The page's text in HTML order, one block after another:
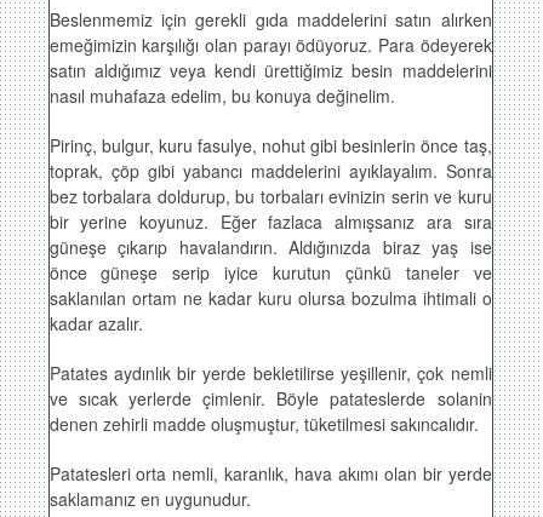
Beslenmemiz için gerekli gıda maddelerini satın alırken
emeğimizin karşılığı olan parayı ödüyoruz. Para ödeyerek
satın aldığımız veya kendi ürettiğimiz besin maddelerini
nasıl muhafaza edelim, bu konuya değinelim.
Pirinç, bulgur, kuru fasulye, nohut gibi besinlerin önce taş,
toprak, çöp gibi yabancı maddelerini ayıklayalım. Sonra
bez torbalara doldurup, bu torbaları evinizin serin ve kuru
bir yerine koyunuz. Eğer fazlaca almışsanız ara sıra
güneşe çıkarıp havalandırın. Aldığınızda biraz yaş ise
önce güneşe serip iyice kurutun çünkü taneler ve
saklanılan ortam ne kadar kuru olursa bozulma ihtimali o
kadar azalır.
Patates aydınlık bir yerde bekletilirse yeşillenir, çok nemli
ve sıcak yerlerde çimlenir. Böyle patateslerde solanin
denen zehirli madde oluşmuştur, tüketilmesi sakıncalıdır.
Patatesleri orta nemli, karanlık, hava akımı olan bir yerde
saklamanız en uygunudur.